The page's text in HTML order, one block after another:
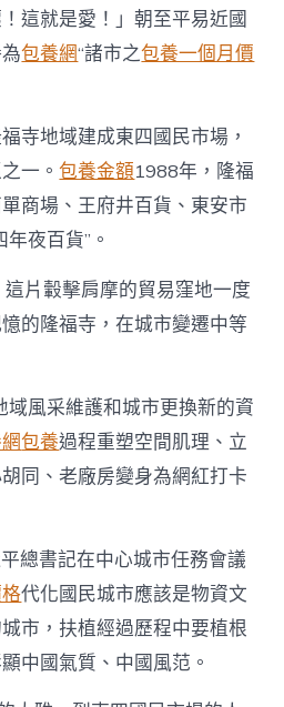
這就是愛！」朝至平易近國
包養網“諸市之包養一個月價
寺地域建成東四國民市場，
一。包養金額1988年，隆福
商場、王府井百貨、東安市
年夜百貨”。
片轂擊肩摩的貿易窪地一度
的隆福寺，在城市變遷中等
風采維護和城市更換新的資
包養過程重塑空間肌理、立
同、老廠房變身為網紅打卡
總書記在中心城市任務會議
代化國民城市應該是物資文
市，扶植經過歷程中要植根
中國氣質、中國風范。